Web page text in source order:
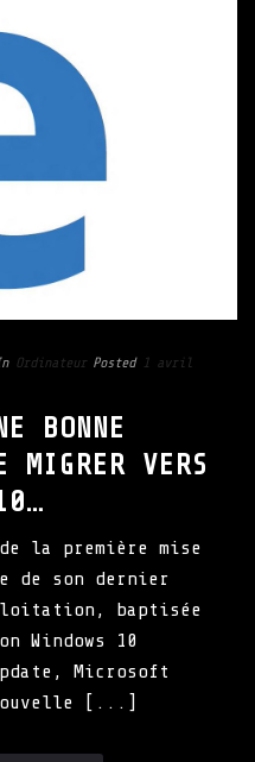
Ordinateur Posted 1 avril
BONNE
MIGRER VERS
la première mise
de son dernier
baptisée
Windows 10
Microsoft
[...]